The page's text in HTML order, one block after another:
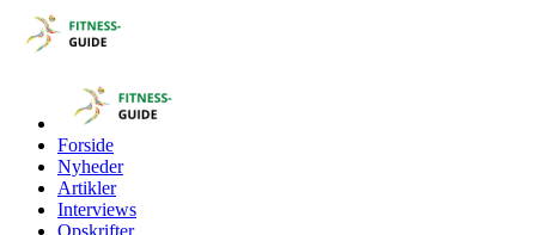
Forside
Nyheder
Artikler
Interviews
Opskrifter